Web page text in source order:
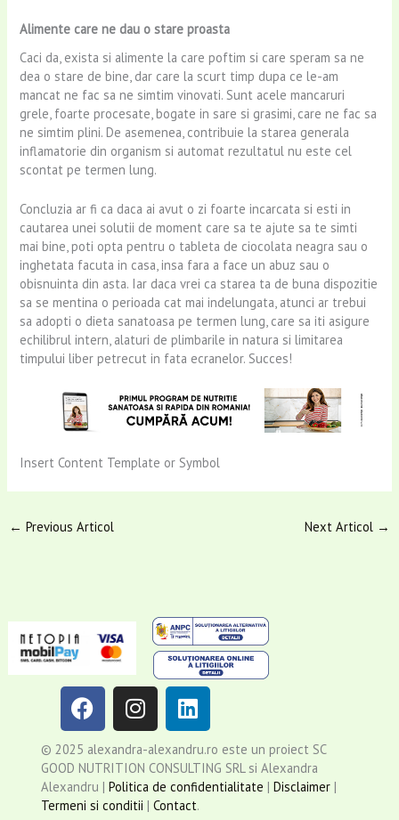
Alimente care ne dau o stare proasta
Caci da, exista si alimente la care poftim si care speram sa ne
dea o stare de bine, dar care la scurt timp dupa ce le-am
mancat ne fac sa ne simtim vinovati. Sunt acele mancaruri
grele, foarte procesate, bogate in sare si grasimi, care ne fac sa
ne simtim plini. De asemenea, contribuie la starea generala
inflamatorie din organism si automat rezultatul nu este cel
scontat pe termen lung.
Concluzia ar fi ca daca ai avut o zi foarte incarcata si esti in
cautarea unei solutii de moment care sa te ajute sa te simti
mai bine, poti opta pentru o tableta de ciocolata neagra sau o
inghetata facuta in casa, insa fara a face un abuz sau o
obisnuinta din asta. Iar daca vrei ca starea ta de buna dispozitie
sa se mentina o perioada cat mai indelungata, atunci ar trebui
sa adopti o dieta sanatoasa pe termen lung, care sa iti asigure
echilibrul intern, alaturi de plimbarile in natura si limitarea
timpului liber petrecut in fata ecranelor. Succes!
Insert Content Template or Symbol
← Previous Articol Next Articol →
© 2025 alexandra-alexandru.ro este un proiect SC
GOOD NUTRITION CONSULTING SRL si Alexandra
Alexandru | Politica de confidentialitate | Disclaimer |
Termeni si conditii | Contact.
F
a
c
e
b
o
I
n
s
t
a
g
L
i
n
k
e
d